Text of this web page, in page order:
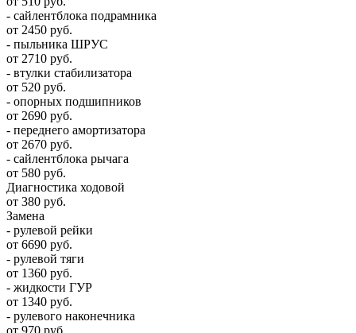
- сайлентблока подрамника
от 2450 руб.
- пыльника ШРУС
от 2710 руб.
- втулки стабилизатора
от 520 руб.
- опорных подшипников
от 2690 руб.
- переднего амортизатора
от 2670 руб.
- сайлентблока рычага
от 580 руб.
Диагностика ходовой
от 380 руб.
Замена
- рулевой рейки
от 6690 руб.
- рулевой тяги
от 1360 руб.
- жидкости ГУР
от 1340 руб.
- рулевого наконечника
от 970 руб.